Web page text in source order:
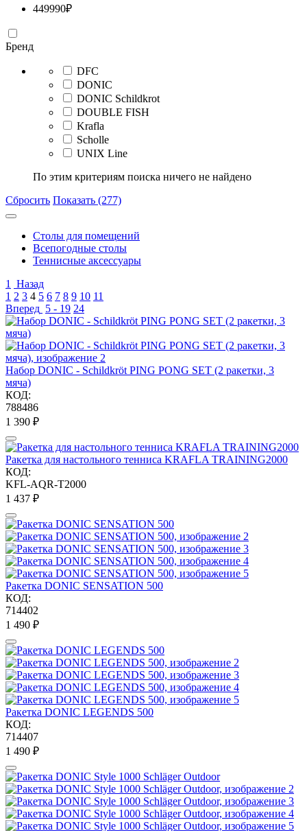
449990₽
Бренд
DFC
DONIC
DONIC Schildkrot
DOUBLE FISH
Krafla
Scholle
UNIX Line
По этим критериям поиска ничего не найдено
Сбросить Показать (277)
Столы для помещений
Всепогодные столы
Теннисные аксессуары
1
Назад
1 2 3 4 5 6 7 8 9 10 11
Вперед 5 - 19 24
Набор DONIC - Schildkröt PING PONG SET (2 ракетки, 3
мяча)
КОД:
788486
1 390 ₽
Ракетка для настольного тенниса KRAFLA TRAINING2000
КОД:
KFL-AQR-T2000
1 437 ₽
Ракетка DONIC SENSATION 500
КОД:
714402
1 490 ₽
Ракетка DONIC LEGENDS 500
КОД:
714407
1 490 ₽